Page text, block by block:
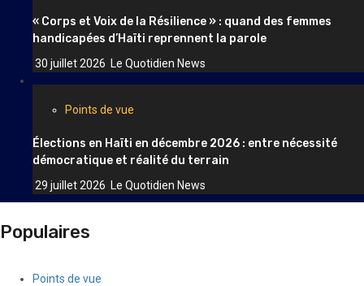
« Corps et Voix de la Résilience » : quand des femmes
handicapées d’Haïti reprennent la parole
30 juillet 2026 Le Quotidien News
Points de vue
Élections en Haïti en décembre 2026 : entre nécessité
démocratique et réalité du terrain
29 juillet 2026 Le Quotidien News
Populaires
Points de vue